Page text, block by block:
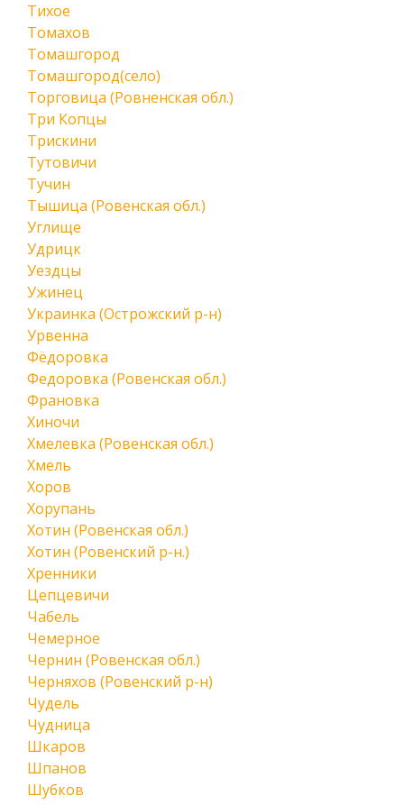
Тихое
Томахов
Томашгород
Томашгород(село)
Торговица (Ровненская обл.)
Три Копцы
Трискини
Тутовичи
Тучин
Тышица (Ровенская обл.)
Углище
Удрицк
Уездцы
Ужинец
Украинка (Острожский р-н)
Урвенна
Фёдоровка
Федоровка (Ровенская обл.)
Франовка
Хиночи
Хмелевка (Ровенская обл.)
Хмель
Хоров
Хорупань
Хотин (Ровенская обл.)
Хотин (Ровенский р-н.)
Хренники
Цепцевичи
Чабель
Чемерное
Чернин (Ровенская обл.)
Черняхов (Ровенский р-н)
Чудель
Чудница
Шкаров
Шпанов
Шубков